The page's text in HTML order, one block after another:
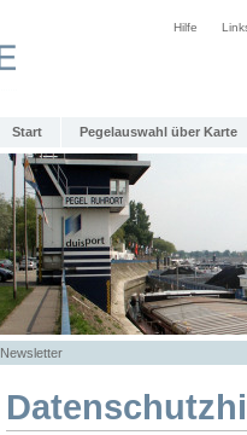
Hilfe
Start Pegelauswahl über Karte
Newsletter